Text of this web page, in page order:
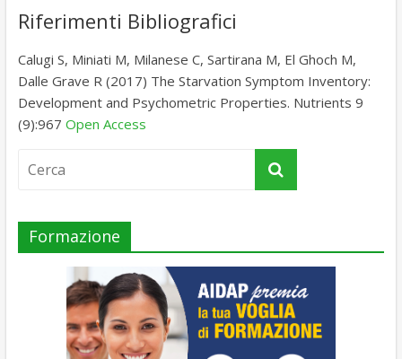
Riferimenti Bibliografici
Calugi S, Miniati M, Milanese C, Sartirana M, El Ghoch M,
Dalle Grave R (2017) The Starvation Symptom Inventory:
Development and Psychometric Properties. Nutrients 9
(9):967 Open Access
Formazione